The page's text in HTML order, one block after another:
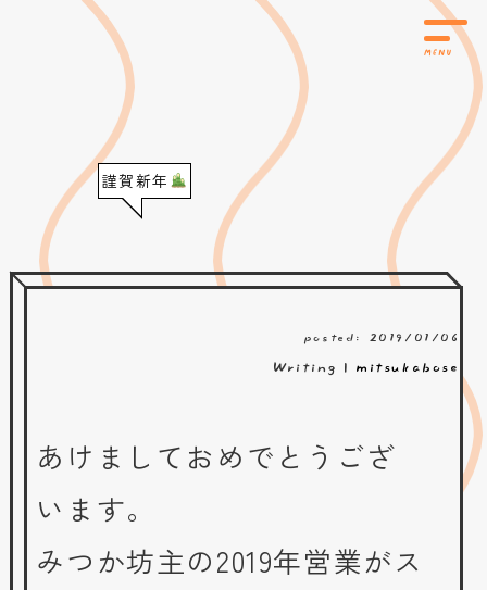
謹賀新年
posted: 2019/01/06
Writing | mitsukabose
あけましておめでとうござ
います。
みつか坊主の2019年営業がス